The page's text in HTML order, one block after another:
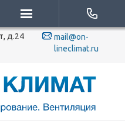
д.24
mail@on-
lineclimat.ru